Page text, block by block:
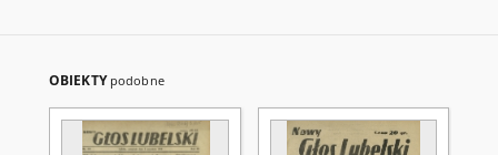
OBIEKTY podobne